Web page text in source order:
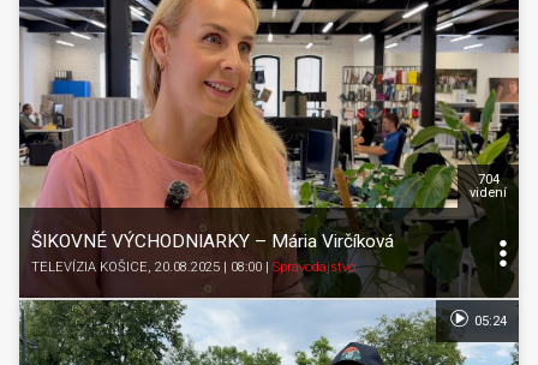
ŠIKOVNÉ VÝCHODNIARKY – Mária Virčíková
TELEVÍZIA KOŠICE, 20.08.2025 | 08:00 Spravodajstvo
704
videní
05:24